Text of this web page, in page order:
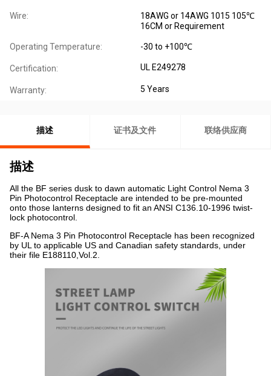
Wire:
18AWG or 14AWG 1015 105℃
16CM or Requirement
Operating Temperature: -30 to +100℃
Certification: UL E249278
Warranty: 5 Years
描述 证书及文件 联络供应商
描述
All the BF series dusk to dawn automatic Light Control Nema 3
Pin Photocontrol Receptacle are intended to be pre-mounted
onto those lanterns designed to fit an ANSI C136.10-1996 twist-
lock photocontrol.
BF-A Nema 3 Pin Photocontrol Receptacle has been recognized
by UL to applicable US and Canadian safety standards, under
their file E188110,Vol.2.